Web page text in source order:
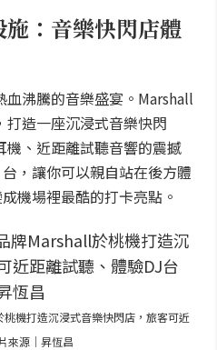
：音樂快閃店體
沸騰的音樂盛宴。Marshall
造一座沉浸式音樂快閃
、近距離試聽音響的震撼
，讓你可以親自站在後方體
機場裡最酷的打卡亮點。
機打造沉浸式音樂快閃店，旅客可近
來源｜昇恆昌